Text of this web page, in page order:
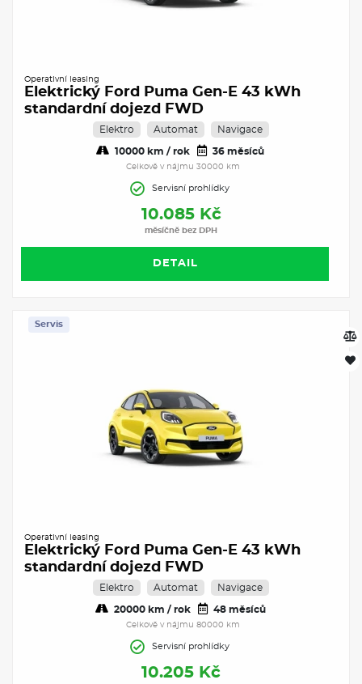
Operativní leasing
Elektrický Ford Puma Gen-E 43 kWh
standardní dojezd FWD
Elektro Automat Navigace
10000 km / rok 36 měsíců
Celkově v nájmu 30000 km
Servisní prohlídky
10.085 Kč
měsíčně bez DPH
DETAIL
Servis
Operativní leasing
Elektrický Ford Puma Gen-E 43 kWh
standardní dojezd FWD
Elektro Automat Navigace
20000 km / rok 48 měsíců
Celkově v nájmu 80000 km
Servisní prohlídky
10.205 Kč